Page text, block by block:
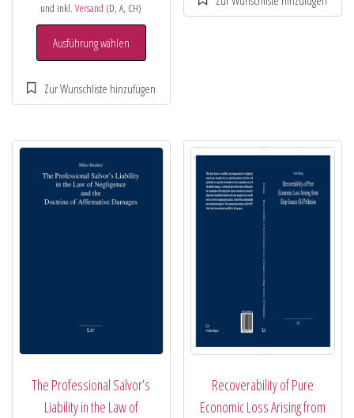
und inkl.Versand (D, A, CH)
Ausführung wählen
The Professional Salvor’s
Liability in the Law of
Recoverability of Pure
Economic Loss Arising from